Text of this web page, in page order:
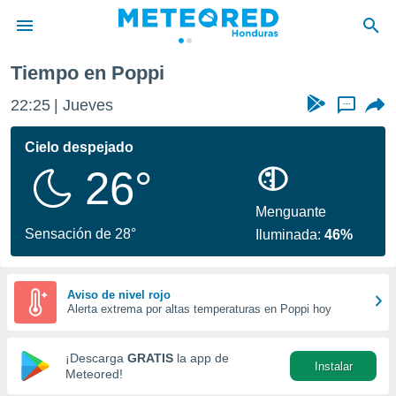
de
ha sido
calidad.
a este
las
y
forma
digital
basada
Tiempo en Poppi
22:25 Jueves ...
Cielo despejado
26°
Sensación de 28°
Menguante
Iluminada:46%
Aviso de nivel rojo
Alerta extrema por altas temperaturas en Poppi hoy
¡Descarga GRATIS la app de
Meteored!
Instalar